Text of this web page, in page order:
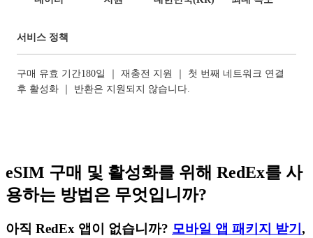
서비스 정책
구매 유효 기간180일 ｜ 재충전 지원 ｜ 첫 번째 네트워크 연결
후 활성화 ｜ 반환은 지원되지 않습니다.
eSIM 구매 및 활성화를 위해 RedEx를 사
용하는 방법은 무엇입니까?
아직 RedEx 앱이 없습니까? 모바일 앱 패키지 받기 ,